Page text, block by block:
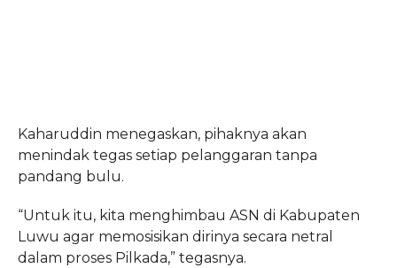
Kaharuddin menegaskan, pihaknya akan
menindak tegas setiap pelanggaran tanpa
pandang bulu.
“Untuk itu, kita menghimbau ASN di Kabupaten
Luwu agar memosisikan dirinya secara netral
dalam proses Pilkada,” tegasnya.